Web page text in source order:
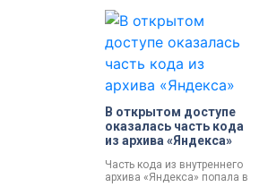
В открытом доступе
оказалась часть кода
из архива «Яндекса»
Часть кода из внутреннего
архива «Яндекса» попала в